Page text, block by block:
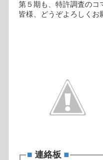
第５期も、特許調査のコ
皆様、どうぞよろしくお
■連絡板 ■